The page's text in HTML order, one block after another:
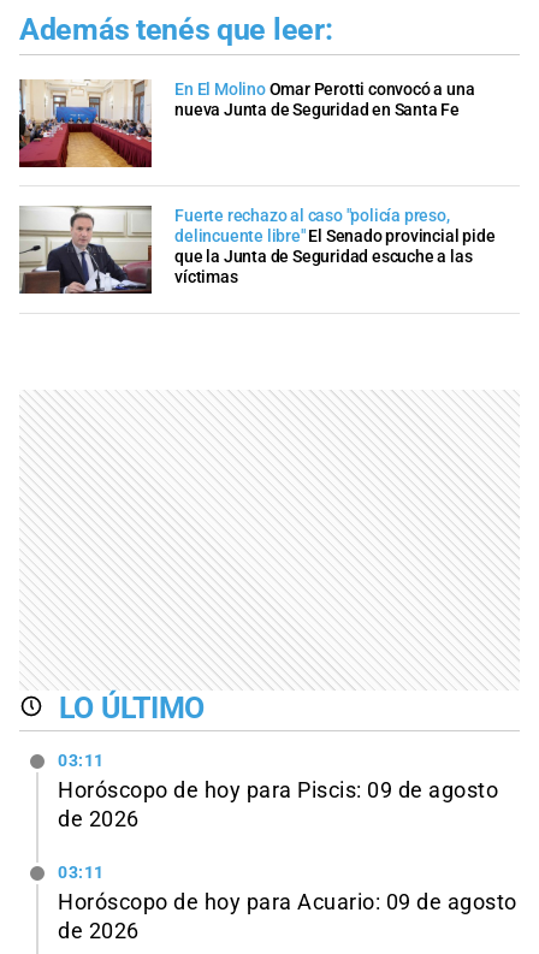
Además tenés que leer:
En El MolinoOmar Perotti convocó a una
nueva Junta de Seguridad en Santa Fe
Fuerte rechazo al caso "policía preso,
delincuente libre"El Senado provincial pide
que la Junta de Seguridad escuche a las
víctimas
LO ÚLTIMO
03:11
Horóscopo de hoy para Piscis: 09 de agosto
de 2026
03:11
Horóscopo de hoy para Acuario: 09 de agosto
de 2026